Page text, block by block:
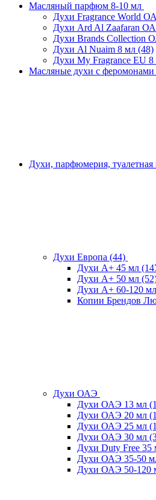
Масляный парфюм 8-10 мл
Духи Fragrance World
Духи Ard Al Zaafaran
Духи Brands Collection
Духи Al Nuaim 8 мл (48)
Духи My Fragrance EU
Масляные духи с феромонами
Духи, парфюмерия, туалетная
Духи Европа (44)
Духи А+ 45 мл
Духи А+ 50 мл
Духи А+ 60-120 мл
Копии Брендов
Духи ОАЭ
Духи ОАЭ 13 мл
Духи ОАЭ 20 мл
Духи ОАЭ 25 мл
Духи ОАЭ 30 мл
Духи Duty Free 35
Духи ОАЭ 35-50
Духи ОАЭ 50-120